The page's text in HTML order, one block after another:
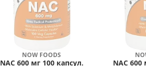
NOW FOODS
NAC 600 мг 100 капсул. NAC 600